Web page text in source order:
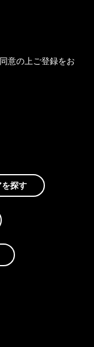
意の上ご登録をお
探す